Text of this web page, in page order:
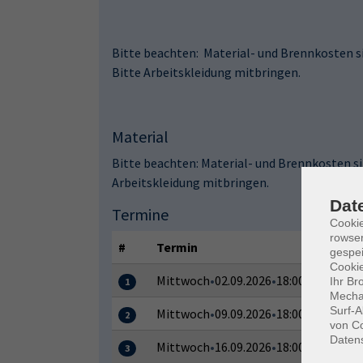
Bitte beachten: Material- und Brennkosten
Bitte Arbeitskleidung mitbringen.
Material
Bitte beachten: Material- und Brennkosten
Arbeitskleidung mitbringen.
Termine
# Termin
1 Mittwoch•02.09.2026•18:00–20:00 Uhr
2 Mittwoch•09.09.2026•18:00–20:00 Uhr
3 Mittwoch•16.09.2026•18:00–20:00 Uhr
Ihr
Surf-
von